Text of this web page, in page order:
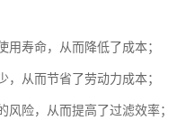
用寿命，从而降低了成本；
，从而节省了劳动力成本；
风险，从而提高了过滤效率；